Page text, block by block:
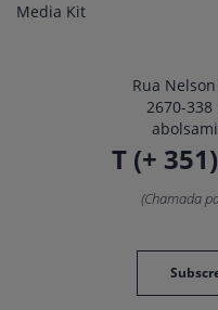
Media Kit
Rua
2670-
T (+
(Chamada